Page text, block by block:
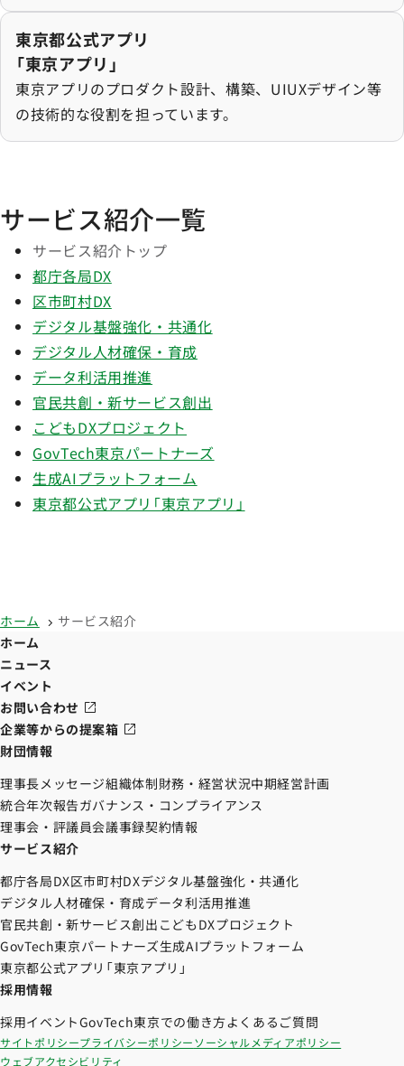
東京都公式アプリ
「東京アプリ」
東京アプリのプロダクト設計、構築、UIUXデザイン等
の技術的な役割を担っています。
東京都公式アプリ「東京アプリ」の詳細を見る
サービス紹介一覧
サービス紹介トップ
都庁各局DX
区市町村DX
デジタル基盤強化・共通化
デジタル人材確保・育成
データ利活用推進
官民共創・新サービス創出
こどもDXプロジェクト
GovTech東京パートナーズ
生成AIプラットフォーム
東京都公式アプリ「東京アプリ」
ホーム
サービス紹介
ホーム
ニュース
イベント
お問い合わせ
企業等からの提案箱
サイトポリシープライバシーポリシーソーシャルメディアポリシー
ウェブアクセシビリティ
財団情報
理事長メッセージ組織体制財務・経営状況中期経営計画
統合年次報告ガバナンス・コンプライアンス
理事会・評議員会議事録契約情報
サービス紹介
都庁各局DX区市町村DXデジタル基盤強化・共通化
デジタル人材確保・育成データ利活用推進
官民共創・新サービス創出 こどもDXプロジェクト
GovTech東京パートナーズ生成AIプラットフォーム
東京都公式アプリ「東京アプリ」
採用情報
採用イベントGovTech東京での働き方よくあるご質問